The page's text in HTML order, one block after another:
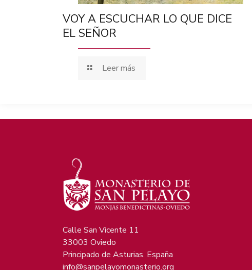
VOY A ESCUCHAR LO QUE DICE
EL SEÑOR
Leer más
Calle San Vicente 11
33003 Oviedo
Principado de Asturias. España
info@sanpelayomonasterio.org